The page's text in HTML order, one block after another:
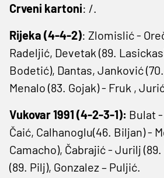
Crveni kartoni: /.
Rijeka (4-4-2): Zlomislić -
Radeljić, Devetak (89.
Bodetić), Dantas, Janković
Menalo (83. Gojak) - Fruk ,
Vukovar 1991 (4-2-3-1): Bulat
Čaić, Calhanoglu(46. Biljan) -
Camacho), Čabrajić - Jurilj
(89. Pilj), Gonzalez – Puljić.